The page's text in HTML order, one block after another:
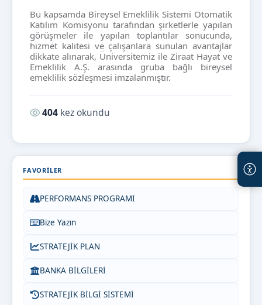
Bu kapsamda Bireysel Emeklilik Sistemi Otomatik
Katılım Komisyonu tarafından şirketlerle yapılan
görüşmeler ile yapılan toplantılar sonucunda,
hizmet kalitesi ve çalışanlara sunulan avantajlar
dikkate alınarak, Üniversitemiz ile Ziraat Hayat ve
Emeklilik A.Ş. arasında gruba bağlı bireysel
emeklilik sözleşmesi imzalanmıştır.
Okunma sayısı:
404 kez okundu
FAVORILER
PERFORMANS PROGRAMI
Bize Yazın
STRATEJİK PLAN
BANKA BİLGİLERİ
STRATEJİK BİLGİ SİSTEMİ